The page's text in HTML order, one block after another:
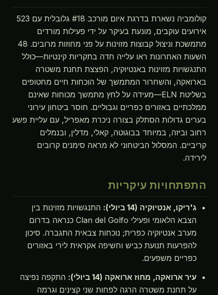
קולומביה נשארת בדרגת איום מורכב #18 גלובלית עם 523
אירועים עוקבים, מונעת בעיקר על ידי פעילות מורדים
מתמשכת וניצול קבוצות מזוינות על פני מחוזות מרובים. 48
השעות האחרונות ראו עלייה חדה בתקריות קינטיות—כולל
התנגשויות מזוינות באנטיוקיה, הפצצת תחנת משטרה
בארואקה, והשחרור המתמשך של הוכחות חיים מחטופים
בשליטת ELN—מעידה על לחץ מתמשך מכוחות שאינם
ממלכתיים באזורים כפריים וגבוליים. חוסר ביטחון עירוני
בערים גדולות הסתלק בצורה ניכרת מאפריל, עם עליית פשע
רחוב וביזה, במיוחד בבוגוטה, קאלי, מדלין, ובנמלים
קריביים. המסלול הביטחוני לא מראה סימנים קרובים
לירידה.
התפתחויות עיקריות
ג'ריקו, אנטיוקיה (14 ביולי):
התנגשויות מזוינות בין
הצבא הלאומי ופעילי Clan del Golfo כנראה בדרום
מערב אנטיוקיה כפרית; נוכחות צבאית התגברה. סיכון
להפרעות תנועת כביש וחשיפה אקראית לירי באזורים
כפריים משפעים.
עיר ארואקה, מחוז ארואקה (14 ביולי):
התקפה נפיצה
על תחנת משטרה הרגה לפחות שני קצינים וגרמה